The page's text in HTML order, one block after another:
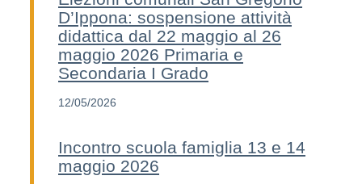
D’Ippona: sospensione attività
didattica dal 22 maggio al 26
maggio 2026 Primaria e
Secondaria I Grado
12/05/2026
Incontro scuola famiglia 13 e 14
maggio 2026